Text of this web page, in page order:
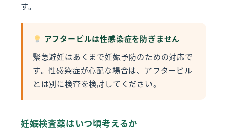
す。
アフターピルは性感染症を防ぎません
緊急避妊はあくまで妊娠予防のための対応で
す。性感染症が心配な場合は、アフターピル
とは別に検査を検討してください。
妊娠検査薬はいつ頃考えるか